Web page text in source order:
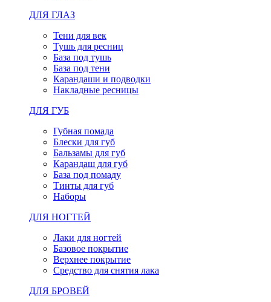
ДЛЯ ГЛАЗ
Тени для век
Тушь для ресниц
База под тушь
База под тени
Карандаши и подводки
Накладные ресницы
ДЛЯ ГУБ
Губная помада
Блески для губ
Бальзамы для губ
Карандаш для губ
База под помаду
Тинты для губ
Наборы
ДЛЯ НОГТЕЙ
Лаки для ногтей
Базовое покрытие
Верхнее покрытие
Средство для снятия лака
ДЛЯ БРОВЕЙ